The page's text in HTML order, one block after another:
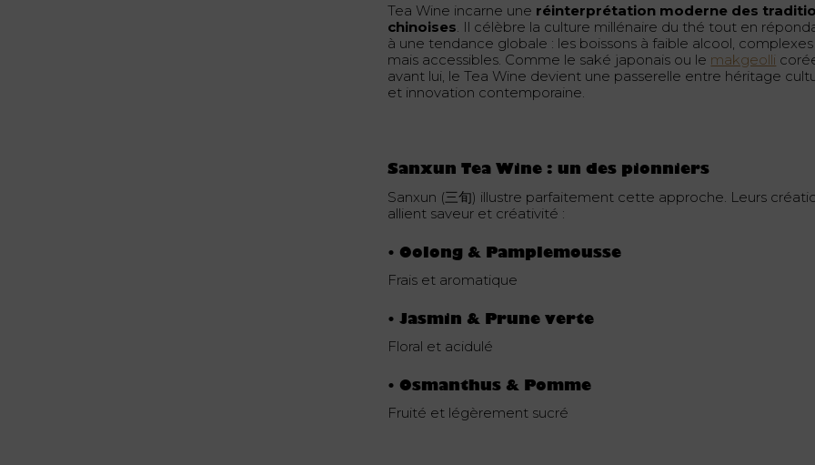
Tea Wine incarne une réinterprétation moderne des
chinoises. Il célèbre la culture millénaire du thé tout en
à une tendance globale : les boissons à faible alcool, complexes
mais accessibles. Comme le saké japonais ou le makgeolli
avant lui, le Tea Wine devient une passerelle entre héritage
et innovation contemporaine.
Sanxun Tea Wine : un des pionniers
Sanxun (三旬) illustre parfaitement cette approche. Leurs
allient saveur et créativité :
• Oolong & Pamplemousse
Frais et aromatique
• Jasmin & Prune verte
Floral et acidulé
• Osmanthus & Pomme
Fruité et légèrement sucré